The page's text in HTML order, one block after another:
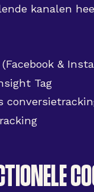
kanalen
&
Tag